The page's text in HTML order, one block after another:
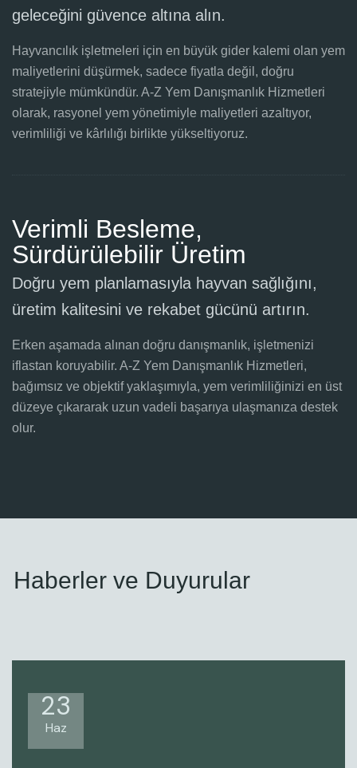
geleceğini güvence altına alın.
Hayvancılık işletmeleri için en büyük gider kalemi olan yem
maliyetlerini düşürmek, sadece fiyatla değil, doğru
stratejiyle mümkündür. A-Z Yem Danışmanlık Hizmetleri
olarak, rasyonel yem yönetimiyle maliyetleri azaltıyor,
verimliliği ve kârlılığı birlikte yükseltiyoruz.
Verimli Besleme,
Sürdürülebilir Üretim
Doğru yem planlamasıyla hayvan sağlığını,
üretim kalitesini ve rekabet gücünü artırın.
Erken aşamada alınan doğru danışmanlık, işletmenizi
iflastan koruyabilir. A-Z Yem Danışmanlık Hizmetleri,
bağımsız ve objektif yaklaşımıyla, yem verimliliğinizi en üst
düzeye çıkararak uzun vadeli başarıya ulaşmanıza destek
olur.
Haberler ve Duyurular
23
Haz